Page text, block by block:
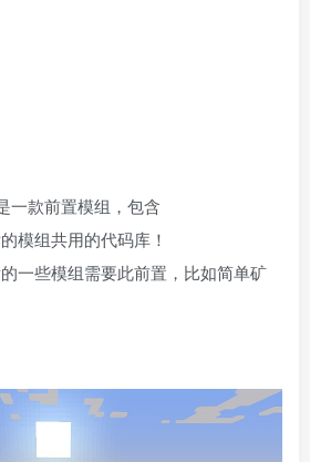
一款前置模组，包含
模组共用的代码库！
一些模组需要此前置，比如简单矿